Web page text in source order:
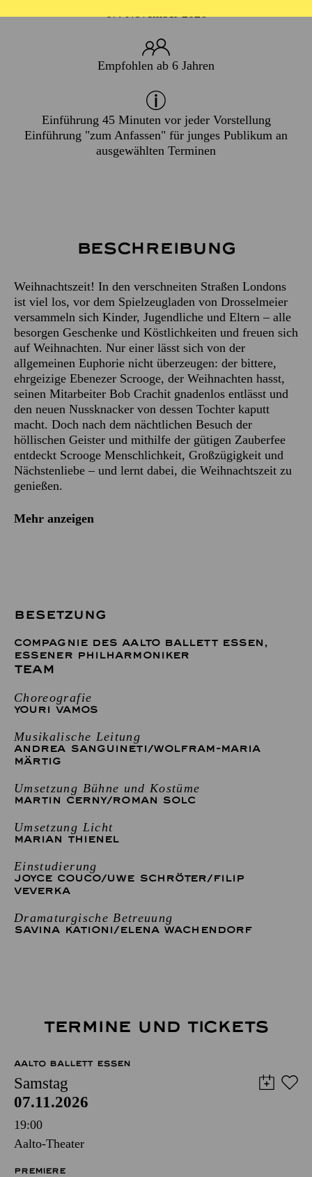
Empfohlen ab 6 Jahren
Einführung 45 Minuten vor jeder Vorstellung
Einführung "zum Anfassen" für junges Publikum an
ausgewählten Terminen
Beschreibung
Weihnachtszeit! In den verschneiten Straßen Londons
ist viel los, vor dem Spielzeugladen von Drosselmeier
versammeln sich Kinder, Jugendliche und Eltern – alle
besorgen Geschenke und Köstlichkeiten und freuen sich
auf Weihnachten. Nur einer lässt sich von der
allgemeinen Euphorie nicht überzeugen: der bittere,
ehrgeizige Ebenezer Scrooge, der Weihnachten hasst,
seinen Mitarbeiter Bob Crachit gnadenlos entlässt und
den neuen Nussknacker von dessen Tochter kaputt
macht. Doch nach dem nächtlichen Besuch der
höllischen Geister und mithilfe der gütigen Zauberfee
entdeckt Scrooge Menschlichkeit, Großzügigkeit und
Nächstenliebe – und lernt dabei, die Weihnachtszeit zu
genießen.
Mehr anzeigen
BESETZUNG
COMPAGNIE DES AALTO BALLETT ESSEN ,
ESSENER PHILHARMONIKER
TEAM
Choreografie
YOURI VAMOS
Musikalische Leitung
ANDREA SANGUINETI/WOLFRAM-MARIA
MÄRTIG
Umsetzung Bühne und Kostüme
MARTIN CERNY/ROMAN SOLC
Umsetzung Licht
MARIAN THIENEL
Einstudierung
JOYCE COUCO/UWE SCHRÖTER/FILIP
VEVERKA
Dramaturgische Betreuung
SAVINA KATIONI/ELENA WACHENDORF
TERMINE UND TICKETS
AALTO BALLETT ESSEN
Samstag
07.11.2026
19:00
Aalto-Theater
PREMIERE